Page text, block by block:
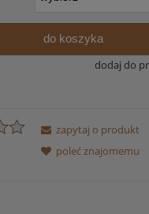
do koszyka
dodaj do
zapytaj o produkt
poleć znajomemu